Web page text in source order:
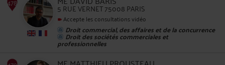
5 RUE VERNET 75008 PARIS
Accepte les consultations vidéo
Droit commercial, des affaires et de la concurrence
Droit des sociétés commerciales et
professionnelles